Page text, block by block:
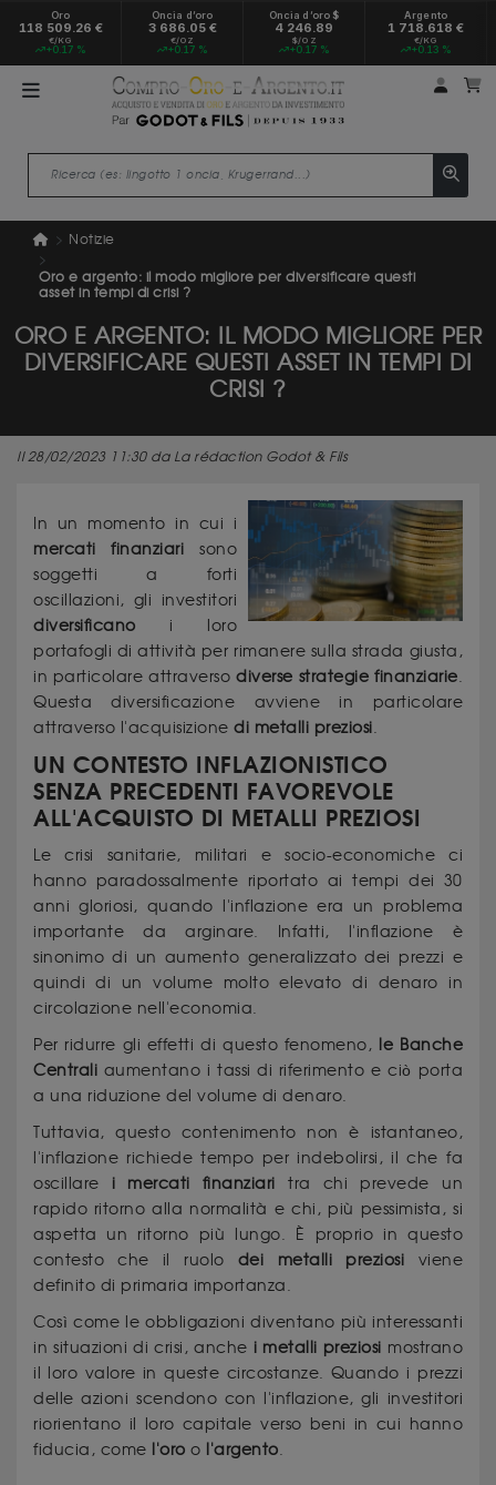
Oro
118 509.26 €
€/KG
+0.17 %
Oncia d’oro
3 686.05 €
€/OZ
+0.17 %
Oncia d’oro $
4 246.89
$/OZ
+0.17 %
Argento
1 718.618 €
€/KG
+0.13 %
Il mio
Notizie
Oro e argento: il modo migliore per diversificare questi
asset in tempi di crisi ?
ORO E ARGENTO: IL MODO MIGLIORE PER
DIVERSIFICARE QUESTI ASSET IN TEMPI DI
CRISI ?
Il 28/02/2023 11:30 da La rédaction Godot & Fils
In un momento in cui i
mercati finanziari sono
soggetti a forti
oscillazioni, gli investitori
diversificano i loro
portafogli di attività per rimanere sulla strada giusta,
in particolare attraversodiverse strategie finanziarie.
Questa diversificazione avviene in particolare
attraverso l'acquisizione di metalli preziosi.
UN CONTESTO INFLAZIONISTICO
SENZA PRECEDENTI FAVOREVOLE
ALL'ACQUISTO DI METALLI PREZIOSI
Le crisi sanitarie, militari e socio-economiche ci
hanno paradossalmente riportato ai tempi dei 30
anni gloriosi, quando l'inflazione era un problema
importante da arginare. Infatti, l'inflazione è
sinonimo di un aumento generalizzato dei prezzi e
quindi di un volume molto elevato di denaro in
circolazione nell'economia.
Per ridurre gli effetti di questo fenomeno, le Banche
Centrali aumentano i tassi di riferimento e ciò porta
a una riduzione del volume di denaro.
Tuttavia, questo contenimento non è istantaneo,
l'inflazione richiede tempo per indebolirsi, il che fa
oscillare i mercati finanziari
tra chi prevede un
rapido ritorno alla normalità e chi, più pessimista, si
aspetta un ritorno più lungo. È proprio in questo
contesto che il ruolo dei metalli preziosi viene
definito di primaria importanza.
Così come le obbligazioni diventano più interessanti
in situazioni di crisi, anche i metalli preziosi mostrano
il loro valore in queste circostanze. Quando i prezzi
delle azioni scendono con l'inflazione, gli investitori
riorientano il loro capitale verso beni in cui hanno
fiducia, come l'oro o l'argento.